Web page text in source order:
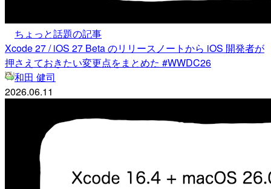
ちょっと話題の記事
Xcode 27 / iOS 27 Beta のリリースノートから iOS 開発者が
押さえておきたい変更点をまとめた #WWDC26
和田 健司
2026.06.11